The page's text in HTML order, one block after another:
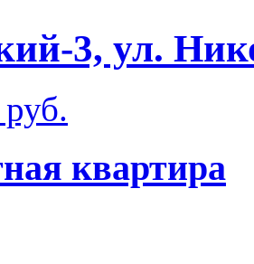
3, ул.
квартира